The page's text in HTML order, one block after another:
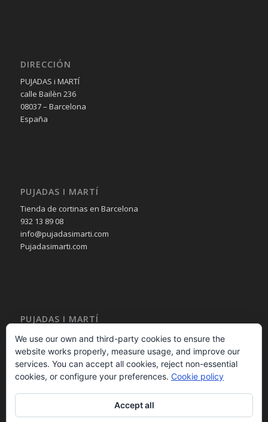
DIRECCIÓN
PUJADAS i MARTÍ
calle Bailèn 236
08037 – Barcelona
España
PUJADAS I MARTÍ
Tienda de cortinas en Barcelona
932 13 89 08
info@pujadasimarti.com
Pujadasimarti.com
PUJADAS I MARTÍ
Cortinas en Barcelona
Tendencia en cortinas
Asesoramiento en cortinas
Decoración en cortinas
We use our own and third-party cookies to ensure the
website works properly, measure usage, and improve our
services. You can accept all cookies, reject non-essential
cookies, or configure your preferences. Cookie policy
Accept all